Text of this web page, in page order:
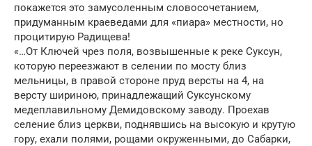
покажется это замусоленным словосочетанием,
придуманным краеведами для «пиара» местности, но
процитирую Радищева!
«…От Ключей чрез поля, возвышенные к реке Суксун,
которую переезжают в селении по мосту близ
мельницы, в правой стороне пруд версты на 4, на
версту шириною, принадлежащий Суксунскому
медеплавильному Демидовскому заводу. Проехав
селение близ церкви, поднявшись на высокую и крутую
гору, ехали полями, рощами окруженными, до Сабарки,